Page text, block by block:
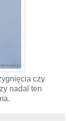
czy
nadal ten